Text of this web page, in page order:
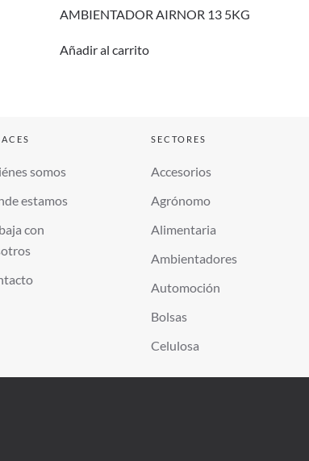
AMBIENTADOR AIRNOR 13 5KG
Añadir al carrito
somos
estamos
con
SECTORES
Accesorios
Agrónomo
Alimentaria
Ambientadores
Automoción
Bolsas
Celulosa